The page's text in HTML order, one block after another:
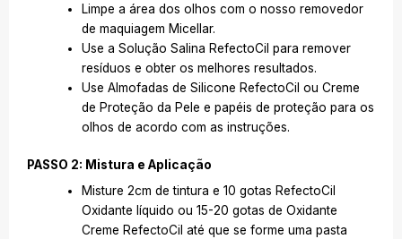
Limpe a área dos olhos com o nosso removedor
de maquiagem Micellar.
Use a Solução Salina RefectoCil para remover
resíduos e obter os melhores resultados.
Use Almofadas de Silicone RefectoCil ou Creme
de Proteção da Pele e papéis de proteção para os
olhos de acordo com as instruções.
PASSO 2: Mistura e Aplicação
Misture 2cm de tintura e 10 gotas RefectoCil
Oxidante líquido ou 15-20 gotas de Oxidante
Creme RefectoCil até que se forme uma pasta